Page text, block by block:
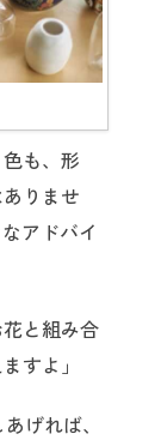
も、形
りませ
アドバイ
花と組み合
すよ」
げれば、